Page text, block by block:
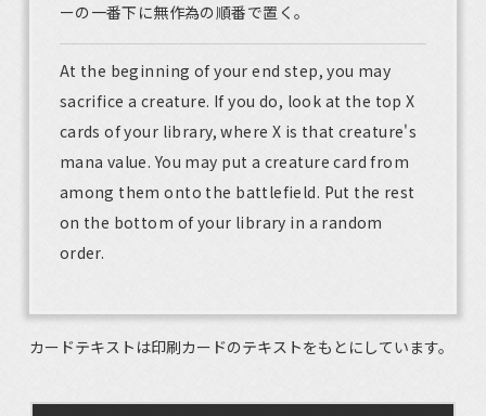
ーの一番下に無作為の順番で置く。
At the beginning of your end step, you may
sacrifice a creature. If you do, look at the top X
cards of your library, where X is that creature's
mana value. You may put a creature card from
among them onto the battlefield. Put the rest
on the bottom of your library in a random
order.
カードテキストは印刷カードのテキストをもとにしています。